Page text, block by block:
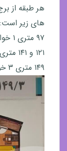
های زیر است:
۹۷ متری ۱ خوابه (غربی و شرقی)
۱۲۱ و ۱۴۱ متری ۲ خوابه شمالی و جنوبی
۱۴۹ متری ۳ خوابه شمالی و جنوبی